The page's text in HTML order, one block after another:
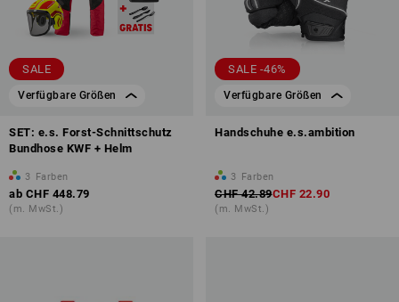
SALE
Verfügbare Größen
SET: e.s. Forst-Schnittschutz
Bundhose KWF + Helm
3 Farben
ab CHF 448.79
(m. MwSt.)
SALE -46%
Verfügbare Größen
Handschuhe e.s.ambition
3 Farben
CHF 42.89CHF 22.90
(m. MwSt.)